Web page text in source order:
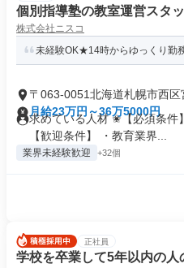
個別指導塾の教室運営スタ
株式会社ニスコ
未経験OK★14時からゆっくり
〒063-0051北海道札幌市西区
月給23万円～36万5000円
求めている人材 ✬【必須条件
【歓迎条件】 ・教育業界...
業界未経験歓迎 +32個
正社員
学校を卒業して5年以内の